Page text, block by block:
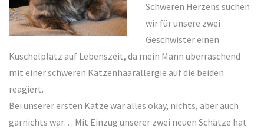
Schweren Herzens suchen
wir für unsere zwei
Geschwister einen
Kuschelplatz auf Lebenszeit, da mein Mann überraschend
mit einer schweren Katzenhaarallergie auf die beiden
reagiert.
Bei unserer ersten Katze war alles okay, nichts, aber auch
garnichts war… Mit Einzug unserer zwei neuen Schätze hat